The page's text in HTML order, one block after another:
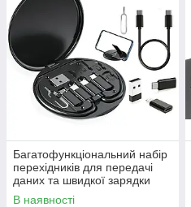
Багатофункціональний набір
перехідників для передачі
даних та швидкої зарядки
гаджетів 60 Вт Чорний
В наявності